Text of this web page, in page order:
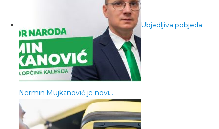
Ubjedljiva pobjeda:
Nermin Mujkanović je novi…